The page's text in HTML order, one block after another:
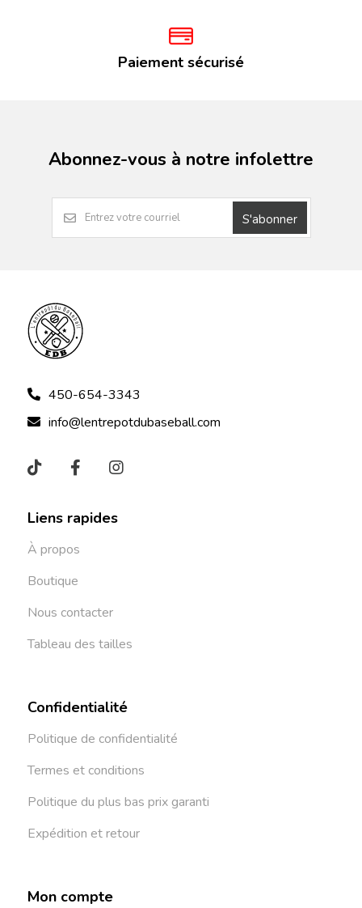
Paiement sécurisé
Abonnez-vous à notre infolettre
S'abonner
450-654-3343
info@lentrepotdubaseball.com
Liens rapides
À propos
Boutique
Nous contacter
Tableau des tailles
Confidentialité
Politique de confidentialité
Termes et conditions
Politique du plus bas prix garanti
Expédition et retour
Mon compte